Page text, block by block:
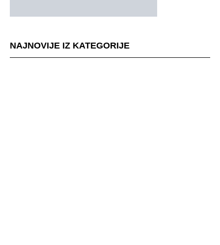
NAJNOVIJE IZ KATEGORIJE